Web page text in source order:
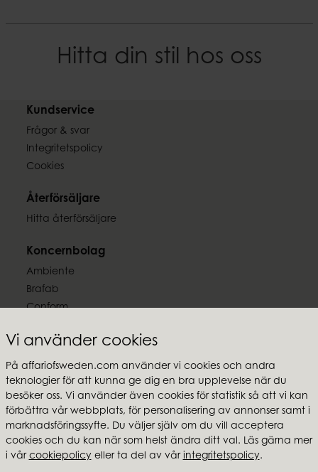
Vi använder cookies
På affariofsweden.com använder vi cookies och andra
teknologier för att kunna ge dig en bra upplevelse när du
besöker oss. Vi använder även cookies för statistik så att vi kan
förbättra vår webbplats, för personalisering av annonser samt i
marknadsföringssyfte. Du väljer själv om du vill acceptera
cookies och du kan när som helst ändra ditt val. Läs gärna mer
i vår cookiepolicyeller ta del av vår integritetspolicy.
EAN-kod
Höjd
30 cm
Vikt
Hitta din stil hos oss
Kundservice
Frågor & svar
Integritetspolicy
Cookies
Återförsäljare
Hitta återförsäljare
Koncernbolag
Ambiente
Brafab
Conform
MTI
Följ oss
Affari of Sweden